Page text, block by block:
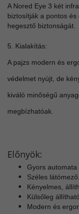
A Nored Eye 3 két
biztosítják a pontos
hegesztő biztonságát.
5. Kialakítás:
A pajzs modern és
védelmet nyújt, de
kiváló minőségű
megbízhatóak.
Előnyök:
Gyors automata
Széles látómező.
Kényelmes,
Külsőleg
Modern és